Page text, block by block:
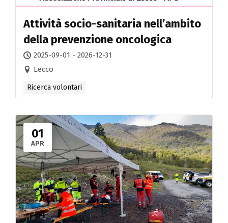
Attività socio-sanitaria nell’ambito
della prevenzione oncologica
2025-09-01 - 2026-12-31
Lecco
Ricerca volontari
01
APR